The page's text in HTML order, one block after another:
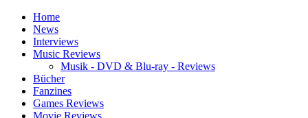
Home
News
Interviews
Music Reviews
Musik - DVD & Blu-ray - Reviews
Bücher
Fanzines
Games Reviews
Movie Reviews